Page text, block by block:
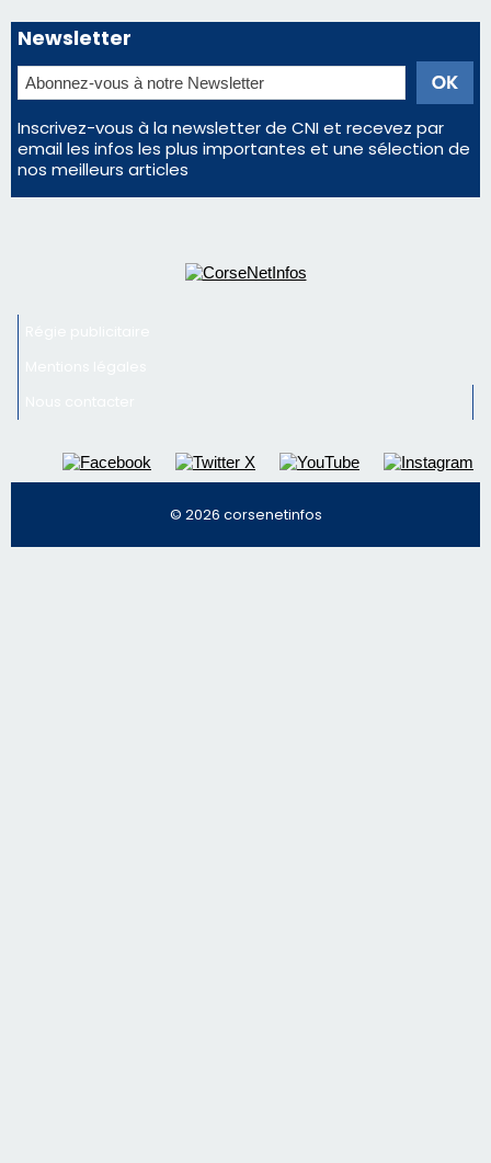
Éclipse du 12 août : la Corse aux premières loges
d'un spectacle qui ne reviendra pas avant 2081
Bastia – Le festival Porto Latino évacué en urgence
avant le concert de Mosimann
En Corse, un début de saison marqué par une
consommation en recul dans les restaurants
nos meilleurs articles